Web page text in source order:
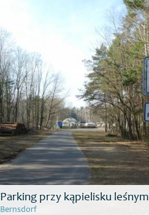
Parking przy kąpielisku leśnym
Bernsdorf